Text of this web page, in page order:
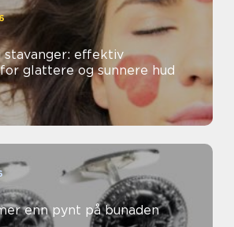
stavanger: effektiv
glattere og sunnere hud
mer enn pynt på bunaden